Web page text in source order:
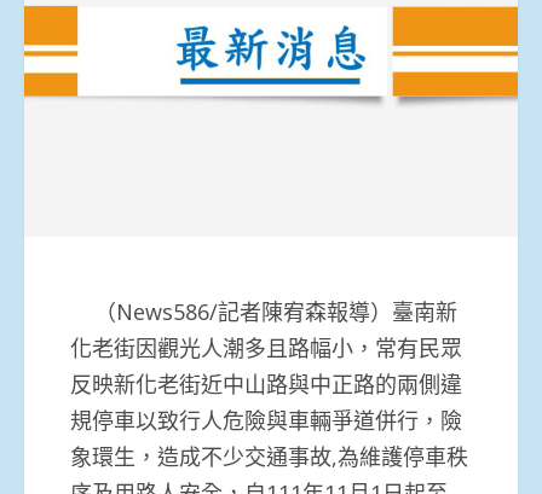
（News586/記者陳宥森報導）臺南新
化老街因觀光人潮多且路幅小，常有民眾
反映新化老街近中山路與中正路的兩側違
規停車以致行人危險與車輛爭道併行，險
象環生，造成不少交通事故,為維護停車秩